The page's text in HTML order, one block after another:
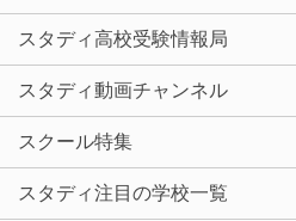
スタディ高校受験情報局
スタディ動画チャンネル
スクール特集
スタディ注目の学校一覧